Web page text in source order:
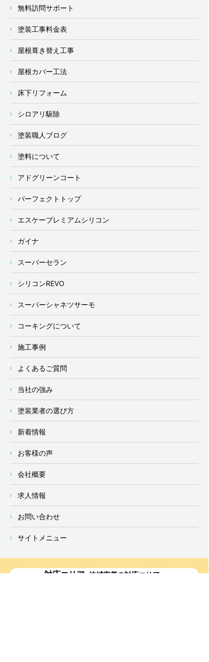
無料訪問サポート
塗装工事料金表
屋根葺き替え工事
屋根カバー工法
床下リフォーム
シロアリ駆除
塗装職人ブログ
塗料について
アドグリーンコート
パーフェクトトップ
エスケープレミアムシリコン
ガイナ
スーパーセラン
シリコンREVO
スーパーシャネツサーモ
コーキングについて
施工事例
よくあるご質問
当社の強み
塗装業者の選び方
新着情報
お客様の声
会社概要
求人情報
お問い合わせ
サイトメニュー
対応エリア - 地域密着の対応エリア -